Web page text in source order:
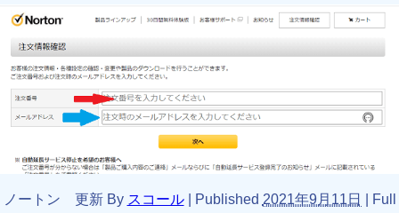
ノートン 更新 By スコール Published 2021年9月11日
Full